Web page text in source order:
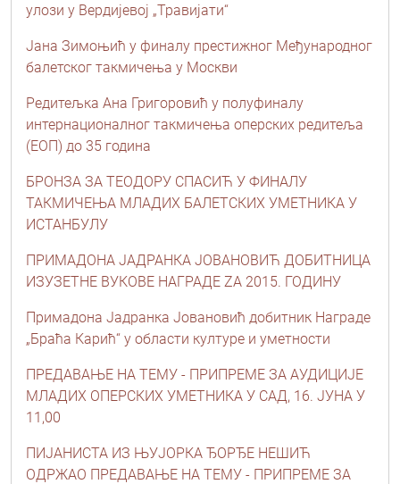
улози у Вердијевој „Травијати“
Јана Зимоњић у финалу престижног Међународног
балетског такмичења у Москви
Редитељка Ана Григоровић у полуфиналу
интернационалног такмичења оперских редитеља
(ЕОП) до 35 година
БРОНЗА ЗА ТЕОДОРУ СПАСИЋ У ФИНАЛУ
ТАКМИЧЕЊА МЛАДИХ БАЛЕТСКИХ УМЕТНИКА У
ИСТАНБУЛУ
ПРИМАДОНА ЈАДРАНКА ЈОВАНОВИЋ ДОБИТНИЦА
ИЗУЗЕТНЕ ВУКОВЕ НАГРАДЕ ZA 2015. ГОДИНУ
Примадона Јадранка Јовановић добитник Награде
„Браћа Карић“ у области културе и уметности
ПРЕДАВАЊЕ НА ТЕМУ - ПРИПРЕМЕ ЗА АУДИЦИЈЕ
МЛАДИХ ОПЕРСКИХ УМЕТНИКА У САД, 16. ЈУНА У
11,00
ПИЈАНИСТА ИЗ ЊУЈОРКА ЂОРЂЕ НЕШИЋ
ОДРЖАО ПРЕДАВАЊЕ НА ТЕМУ - ПРИПРЕМЕ ЗА